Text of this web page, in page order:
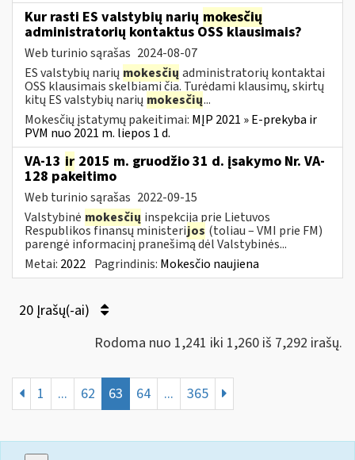
Kur rasti ES valstybių narių mokesčių
administratorių kontaktus OSS klausimais?
Web turinio sąrašas 2024-08-07
ES valstybių narių mokesčių administratorių kontaktai
OSS klausimais skelbiami čia. Turėdami klausimų, skirtų
kitų ES valstybių narių mokesčių...
Mokesčių įstatymų pakeitimai: MĮP 2021 » E-prekyba ir
PVM nuo 2021 m. liepos 1 d.
VA-13 ir 2015 m. gruodžio 31 d. įsakymo Nr. VA-
128 pakeitimo
Web turinio sąrašas 2022-09-15
Valstybinė mokesčių inspekcija prie Lietuvos
Respublikos finansų ministerijos (toliau – VMI prie FM)
parengė informacinį pranešimą dėl Valstybinės...
Metai: 2022 Pagrindinis: Mokesčio naujiena
20 Įrašų(-ai)
Rodoma nuo 1,241 iki 1,260 iš 7,292 irašų.
1 ... 62 63 64 ... 365